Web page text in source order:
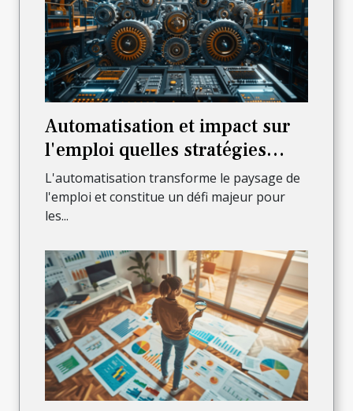
Automatisation et impact sur
l'emploi quelles stratégies
pour les entreprises
L'automatisation transforme le paysage de
l'emploi et constitue un défi majeur pour
les...